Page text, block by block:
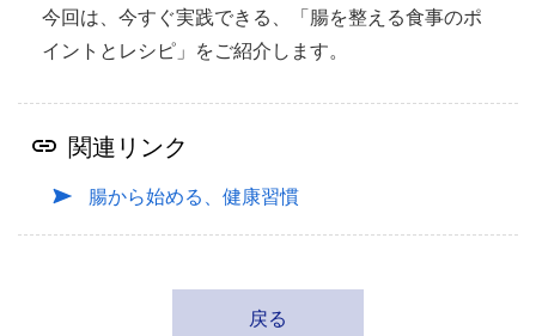
今回は、今すぐ実践できる、「腸を整える食事のポ
イントとレシピ」をご紹介します。
関連リンク
腸から始める、健康習慣
戻る